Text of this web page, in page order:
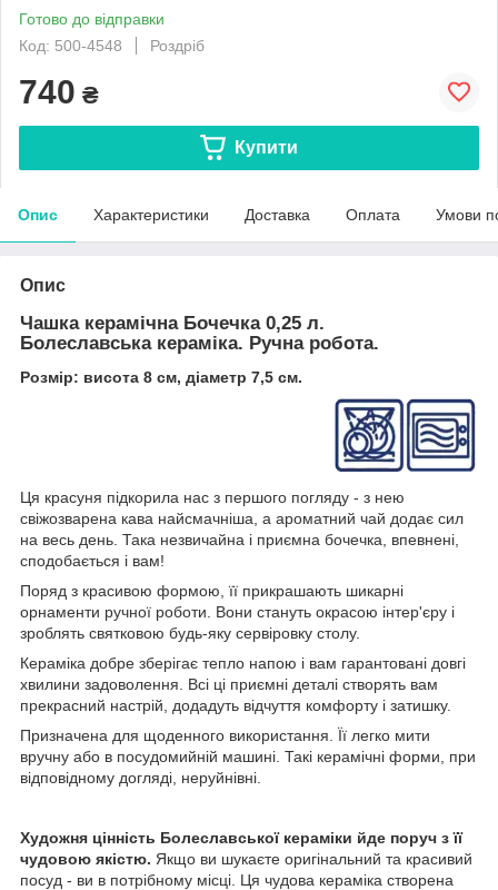
Готово до відправки
Код: 500-4548
Роздріб
740 ₴
Купити
Опис Характеристики Доставка Оплата Умови
Опис
Чашка керамічна Бочечка 0,25 л.
Болеславська кераміка. Ручна робота.
Розмір: висота 8 см, діаметр 7,5 см.
Ця красуня підкорила нас з першого погляду - з нею
свіжозварена кава найсмачніша, а ароматний чай додає сил
на весь день. Така незвичайна і приємна бочечка, впевнені,
сподобається і вам!
Поряд з красивою формою, її прикрашають шикарні
орнаменти ручної роботи. Вони стануть окрасою інтер'єру і
зроблять святковою будь-яку сервіровку столу.
Кераміка добре зберігає тепло напою і вам гарантовані довгі
хвилини задоволення. Всі ці приємні деталі створять вам
прекрасний настрій, додадуть відчуття комфорту і затишку.
Призначена для щоденного використання. Її легко мити
вручну або в посудомийній машині. Такі керамічні форми, при
відповідному догляді, неруйнівні.
Художня цінність Болеславської кераміки йде поруч з її
чудовою якістю. Якщо ви шукаєте оригінальний та красивий
посуд - ви в потрібному місці. Ця чудова кераміка створена